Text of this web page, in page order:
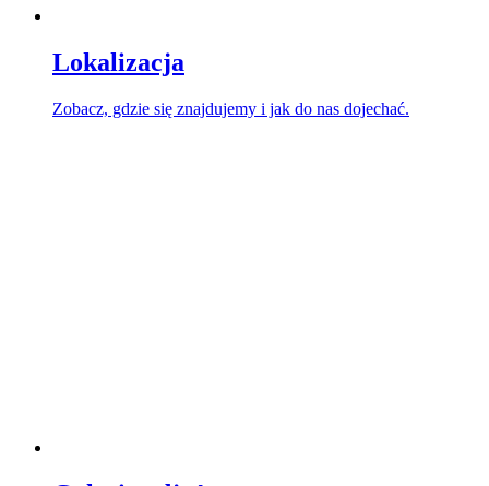
Lokalizacja
Zobacz, gdzie się znajdujemy i jak do nas dojechać.